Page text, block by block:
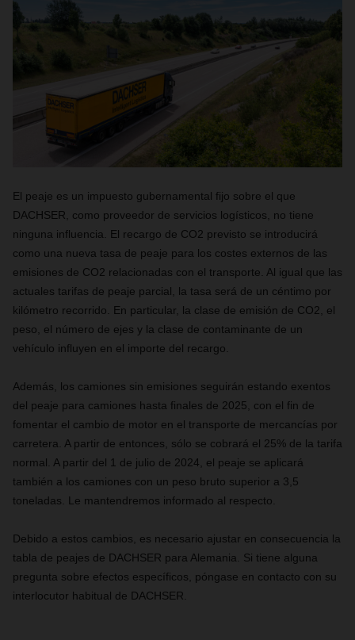
El peaje es un impuesto gubernamental fijo sobre el que
DACHSER, como proveedor de servicios logísticos, no tiene
ninguna influencia. El recargo de CO2 previsto se introducirá
como una nueva tasa de peaje para los costes externos de las
emisiones de CO2 relacionadas con el transporte. Al igual que las
actuales tarifas de peaje parcial, la tasa será de un céntimo por
kilómetro recorrido. En particular, la clase de emisión de CO2, el
peso, el número de ejes y la clase de contaminante de un
vehículo influyen en el importe del recargo.
Además, los camiones sin emisiones seguirán estando exentos
del peaje para camiones hasta finales de 2025, con el fin de
fomentar el cambio de motor en el transporte de mercancías por
carretera. A partir de entonces, sólo se cobrará el 25% de la tarifa
normal. A partir del 1 de julio de 2024, el peaje se aplicará
también a los camiones con un peso bruto superior a 3,5
toneladas. Le mantendremos informado al respecto.
Debido a estos cambios, es necesario ajustar en consecuencia la
tabla de peajes de DACHSER para Alemania. Si tiene alguna
pregunta sobre efectos específicos, póngase en contacto con su
interlocutor habitual de DACHSER.